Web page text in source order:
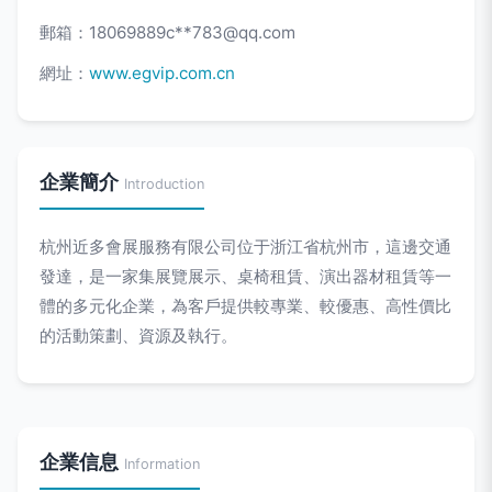
郵箱：18069889c**783@qq.com
網址： www.egvip.com.cn
企業簡介 Introduction
杭州近多會展服務有限公司位于浙江省杭州市，這邊交通
發達，是一家集展覽展示、桌椅租賃、演出器材租賃等一
體的多元化企業，為客戶提供較專業、較優惠、高性價比
的活動策劃、資源及執行。
企業信息 Information